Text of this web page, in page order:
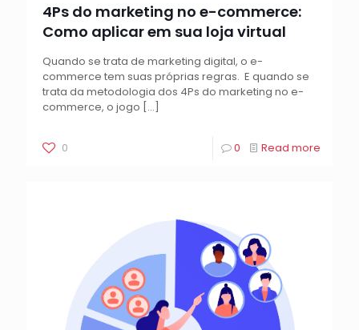
4Ps do marketing no e-commerce:
Como aplicar em sua loja virtual
Quando se trata de marketing digital, o e-
commerce tem suas próprias regras. E quando se
trata da metodologia dos 4Ps do marketing no e-
commerce, o jogo […]
0 0 Read more